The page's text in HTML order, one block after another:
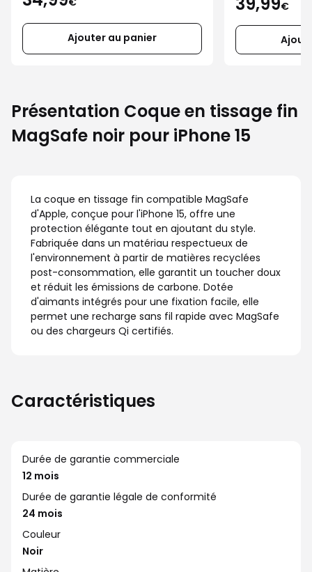
Ajouter au panier
€
Présentation Coque en tissage fin
MagSafe noir pour iPhone 15
La coque en tissage fin compatible MagSafe
d'Apple, conçue pour l'iPhone 15, offre une
protection élégante tout en ajoutant du style.
Fabriquée dans un matériau respectueux de
l'environnement à partir de matières recyclées
post-consommation, elle garantit un toucher doux
et réduit les émissions de carbone. Dotée
d'aimants intégrés pour une fixation facile, elle
permet une recharge sans fil rapide avec MagSafe
ou des chargeurs Qi certifiés.
Caractéristiques
Durée de garantie commerciale
12 mois
Durée de garantie légale de conformité
24 mois
Couleur
Noir